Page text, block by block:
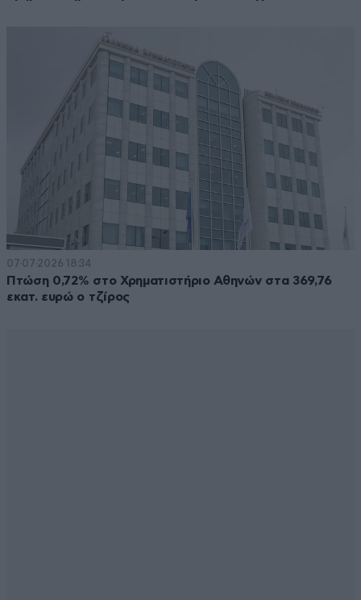
07·07·2026 18:34
Πτώση 0,72% στο Χρηματιστήριο Αθηνών στα 369,76
εκατ. ευρώ ο τζίρος